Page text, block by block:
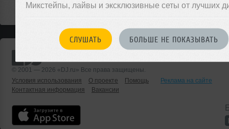
Микстейпы, лайвы и эксклюзивные сеты от лучших
СЛУШАТЬ БОЛЬШЕ НЕ ПОКАЗЫВАТЬ
© 2001 — 2026 «DJ.ru» Все права защищены.
Условия использования
О проекте Помощь
Реклама на сайте
Контактная информация
Вакансии